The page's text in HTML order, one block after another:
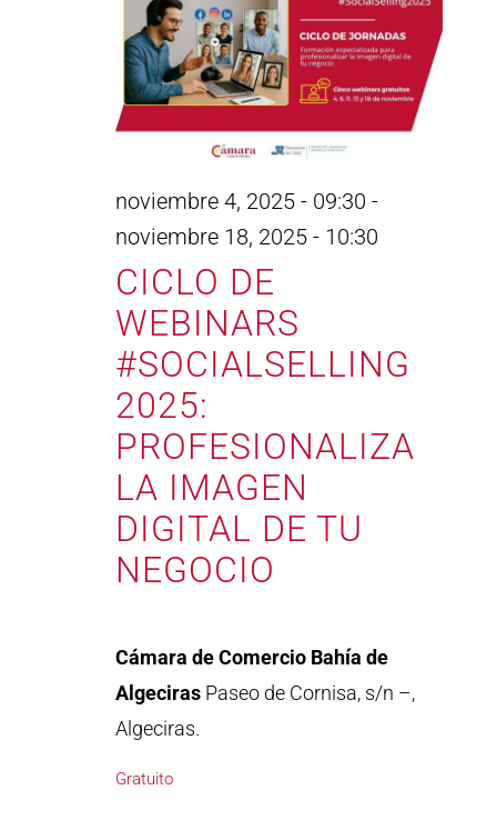
CICLO DE
WEBINARS
#SOCIALSELLING
2025:
PROFESIONALIZA
LA IMAGEN
DIGITAL DE TU
NEGOCIO
noviembre 4, 2025 - 09:30 -
noviembre 18, 2025 - 10:30
Cámara de Comercio Bahía de
Algeciras Paseo de Cornisa, s/n –,
Algeciras.
Gratuito